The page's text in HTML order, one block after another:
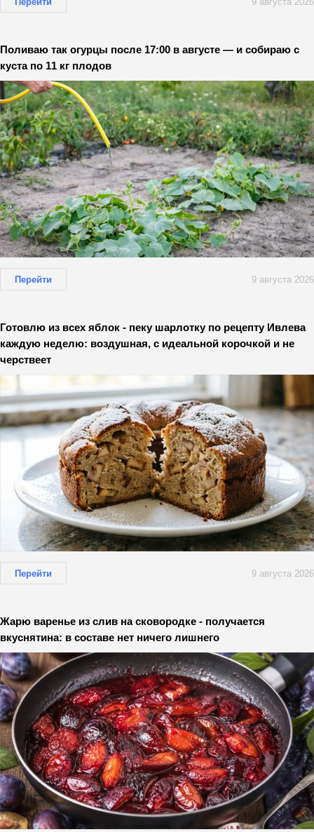
Поливаю так огурцы после 17:00 в августе — и собираю с
куста по 11 кг плодов
Перейти 9 августа 2026
Готовлю из всех яблок - пеку шарлотку по рецепту Ивлева
каждую неделю: воздушная, с идеальной корочкой и не
черствеет
Перейти 9 августа 2026
Жарю варенье из слив на сковородке - получается
вкуснятина: в составе нет ничего лишнего